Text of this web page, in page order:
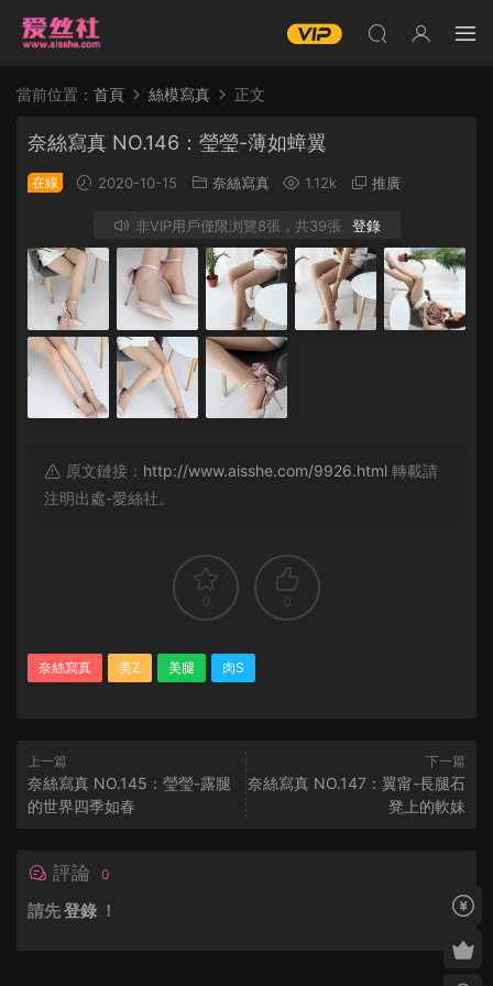
當前位置： 首頁 絲模寫真 正文
奈絲寫真 NO.146：瑩瑩-薄如蟑翼
在線 2020-10-15 奈絲寫真 1.12k 推廣
非VIP用戶僅限浏覽8張，共39張 登錄
原文鏈接： http://www.aisshe.com/9926.html 轉載請
注明出處-愛絲社。
0 0
奈絲寫真 美Z 美腿 肉S
上一篇
奈絲寫真 NO.145：瑩瑩-露腿
的世界四季如春
下一篇
奈絲寫真 NO.147：翼甯-長腿石
凳上的軟妹
評論 0
請先登錄 ！